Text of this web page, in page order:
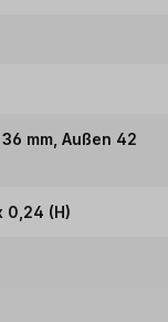
mm, Außen 42
0,24 (H)